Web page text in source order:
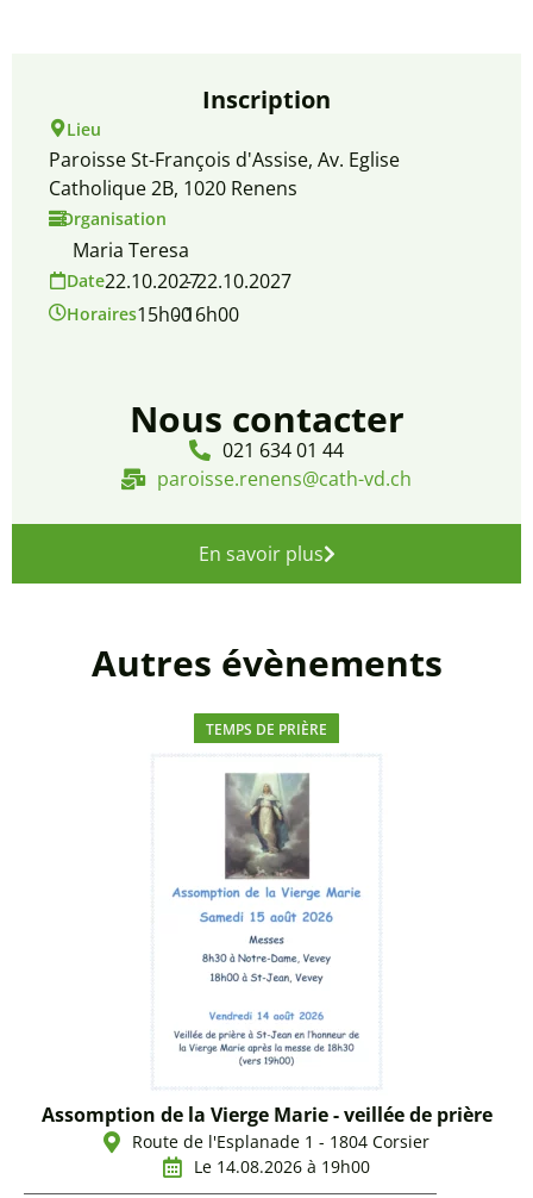
Inscription
Lieu
Paroisse St-François d'Assise, Av. Eglise
Catholique 2B, 1020 Renens
Organisation
Maria Teresa
Date22.10.2027- 22.10.2027
Horaires15h00- 16h00
Nous contacter
021 634 01 44
paroisse.renens@cath-vd.ch
En savoir plus
Autres évènements
TEMPS DE PRIÈRE
Assomption de la Vierge Marie - veillée de prière
Route de l'Esplanade 1 - 1804 Corsier
Le 14.08.2026 à 19h00